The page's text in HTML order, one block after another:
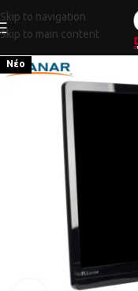
Skip to navigation
Skip to main content
Νέο